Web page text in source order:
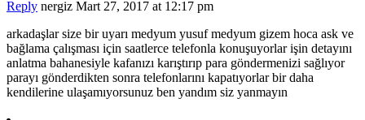
Reply nergiz Mart 27, 2017 at 12:17 pm
arkadaşlar size bir uyarı medyum yusuf medyum gizem hoca ask ve
bağlama çalışması için saatlerce telefonla konuşuyorlar işin detayını
anlatma bahanesiyle kafanızı karıştırıp para göndermenizi sağlıyor
parayı gönderdikten sonra telefonlarını kapatıyorlar bir daha
kendilerine ulaşamıyorsunuz ben yandım siz yanmayın